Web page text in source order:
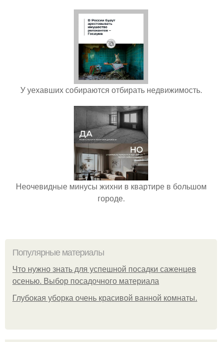
У уехавших собираются отбирать недвижимость.
Неочевидные минусы жихни в квартире в большом
городе.
Популярные материалы
Что нужно знать для успешной посадки саженцев
осенью. Выбор посадочного материала
Глубокая уборка очень красивой ванной комнаты.